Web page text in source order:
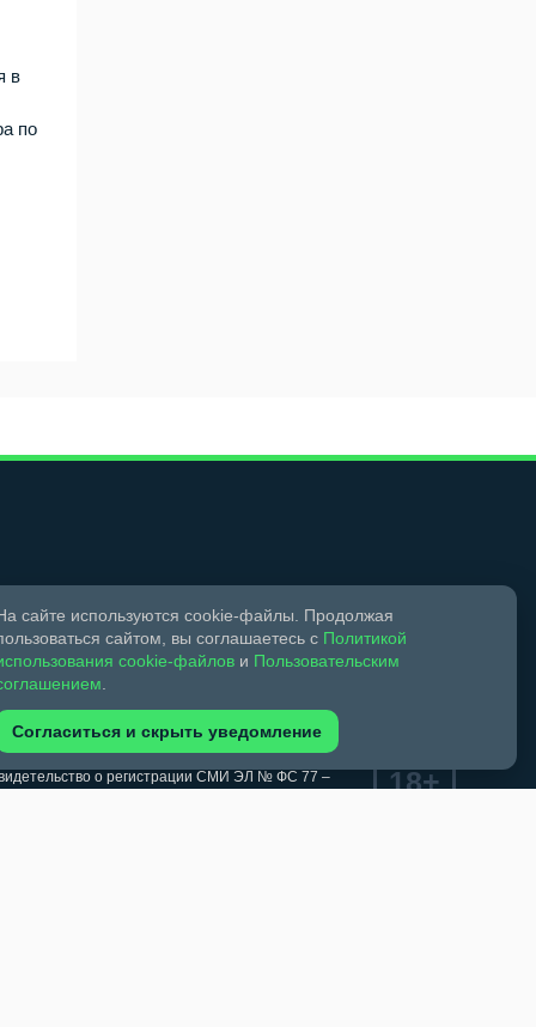
в
по
о регистрации СМИ ЭЛ № ФС 77 –
18+
сайте используются cookie-файлы. Продолжая
сайтом, вы соглашаетесь с Политикой
cookie-файлов и Пользовательским
Согласиться и скрыть уведомление